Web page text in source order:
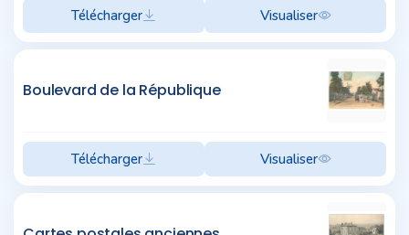
Télécharger Visualiser
Boulevard de la République
Télécharger Visualiser